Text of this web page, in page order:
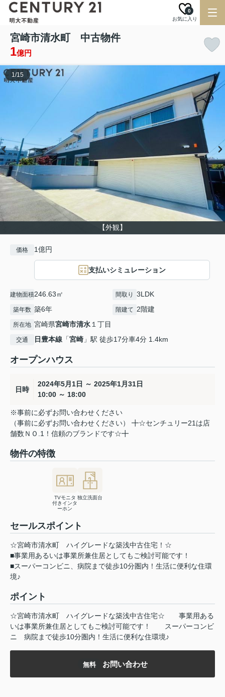
お気に入り
0
宮崎市清水町 中古物件
1億円
【外観】
1/15
価格 1億円
支払いシミュレーション
建物面積246.63㎡ 間取り 3LDK
築年数 築6年 階建て 2階建
所在地 宮崎県宮崎市清水１丁目
交通 日豊本線 「宮崎 」駅 徒歩17分車4分 1.4km
オープンハウス
日時
2024年5月1日 ～ 2025年1月31日
10:00 ～ 18:00
※事前に必ずお問い合わせください
（事前に必ずお問い合わせください） ╋☆センチュリー21は店
舗数ＮＯ.1！信頼のブランドです☆╋
物件の特徴
TVモニタ
付きインタ
ーホン
独立洗面台
セールスポイント
☆宮崎市清水町 ハイグレードな築浅中古住宅！☆
■事業用あるいは事業所兼住居としてもご検討可能です！
■スーパーコンビニ、病院まで徒歩10分圏内！生活に便利な住環
境♪
ポイント
☆宮崎市清水町 ハイグレードな築浅中古住宅☆
事業用ある
いは事業所兼住居としてもご検討可能です！
スーパーコンビ
ニ
病院まで徒歩10分圏内！生活に便利な住環境♪
無料 お問い合わせ